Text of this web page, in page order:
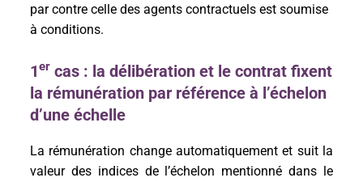
par contre celle des agents contractuels est soumise
à conditions.
1ercas : la délibération et le contrat fixent
la rémunération par référence à l’échelon
d’une échelle
La rémunération change automatiquement et suit la
valeur des indices de l’échelon mentionné dans le